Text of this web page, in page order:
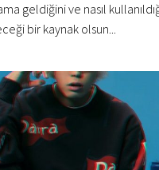
geldiğini ve nasıl
bir kaynak olsun...